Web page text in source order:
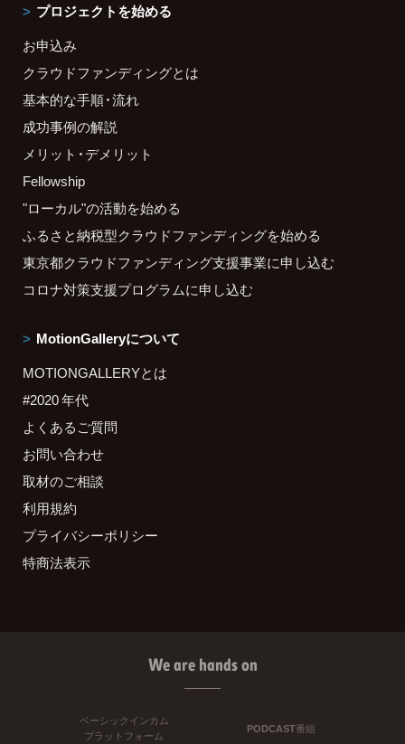
プロジェクトを始める
お申込み
クラウドファンディングとは
基本的な手順・流れ
成功事例の解説
メリット・デメリット
Fellowship
"ローカル"の活動を始める
ふるさと納税型クラウドファンディングを始める
東京都クラウドファンディング支援事業に申し込む
コロナ対策支援プログラムに申し込む
MotionGalleryについて
MOTIONGALLERYとは
#2020 年代
よくあるご質問
お問い合わせ
取材のご相談
利用規約
プライバシーポリシー
特商法表示
We are hands on
ベーシックインカム
プラットフォーム
PODCAST番組